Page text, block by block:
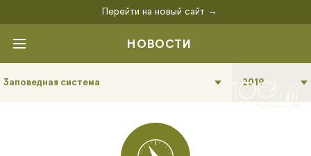
Перейти на новый сайт →
НОВОСТИ
Заповедная система 2019